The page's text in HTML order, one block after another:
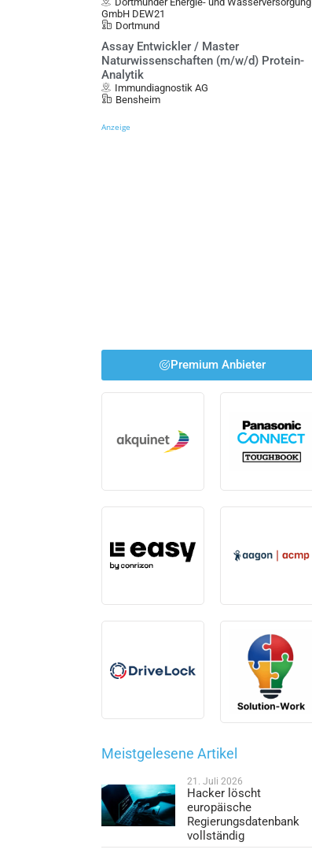
GmbH DEW21
Dortmund
Assay Entwickler / Master
Naturwissenschaften (m/w/d) Protein-
Analytik
Immundiagnostik AG
Bensheim
Anzeige
Premium Anbieter
Meistgelesene Artikel
21. Juli 2026
Hacker löscht
europäische
Regierungsdatenbank
vollständig